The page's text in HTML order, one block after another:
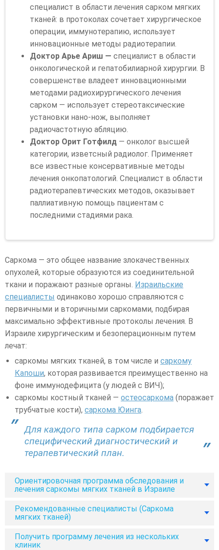
специалист в области лечения сарком мягких
тканей: в протоколах сочетает хирургическое
операции, иммунотерапию, использует
инновационные методы радиотерапии.
Доктор Арье Ариш — специалист в области
онкологической и гепатобилиарной хирургии. В
совершенстве владеет инновационными
методами радиохирургического лечения
сарком — использует стереотаксические
установки нано-нож, выполняет
радиочастотную абляцию.
Доктор Орит Готфилд — онколог высшей
категории, изветсный радиолог. Применяет
все известные консервативные методы
лечения онкопатологий. Специалист в области
радиотерапевтических методов, оказывает
паллиативную помощь пациентам с
последними стадиями рака.
Саркома — это общее название злокачественных
опухолей, которые образуются из соединительной
ткани и поражают разные органы. Израильские
специалисты одинаково хорошо справляются с
первичными и вторичными саркомами, подбирая
максимально эффективные протоколы лечения. В
Израиле хирургическим и безоперационным путем
лечат:
саркомы мягких тканей, в том числе и саркому
Капоши, которая развивается преимущественно на
фоне иммунодефицита (у людей с ВИЧ);
саркомы костный тканей — остеосаркома (поражает
трубчатые кости), саркома Юинга
Для каждого типа сарком подбирается
специфический диагностический и
терапевтический план.
Ориентировочная программа обследования и
лечения саркомы мягких тканей в Израиле
Рекомендованные специалисты (Саркома
мягких тканей)
Получить программу лечения из нескольких
клиник